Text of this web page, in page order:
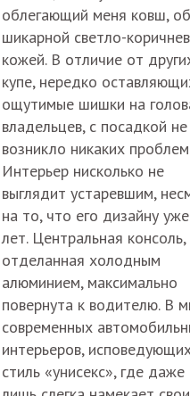
облегающий меня ковш,
шикарной светло-
кожей. В отличие от
купе, нередко
ощутимые шишки на
владельцев, с посадкой не
возникло никаких проблем.
Интерьер нисколько не
выглядит устаревшим,
на то, что его дизайну
лет. Центральная консоль,
отделанная холодным
алюминием, максимально
повернута к водителю. В
современных
интерьеров,
стиль «унисекс», где